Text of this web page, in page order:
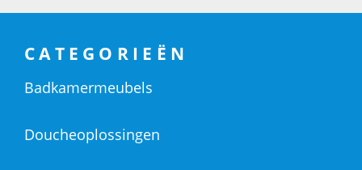
CATEGORIEËN
Badkamermeubels
Doucheoplossingen